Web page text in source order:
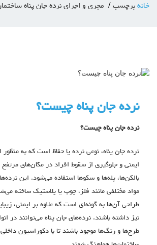
خانه برچسب مجری و اجرای نرده جان پناه
نرده جان پناه چیست؟
نرده جان پناه چیست؟
نرده جان پناه، نوعی نرده یا حفاظ است که به
ایمنی و جلوگیری از سقوط افراد در مکان‌های مرتفع
بالکن‌ها، پله‌ها و سکوها استفاده می‌شود. این نرده‌ها
مواد مختلفی مانند فلز، چوب یا پلاستیک ساخته
طراحی آن‌ها به گونه‌ای است که علاوه بر ایمنی،
نیز داشته باشند. نرده‌های جان پناه می‌توانند در
طرح‌ها و رنگ‌ها موجود باشند تا با دکوراسیون